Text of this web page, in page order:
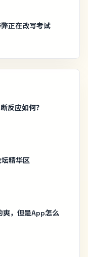
正在改写考试
反应如何？
精华区
，但是App怎么